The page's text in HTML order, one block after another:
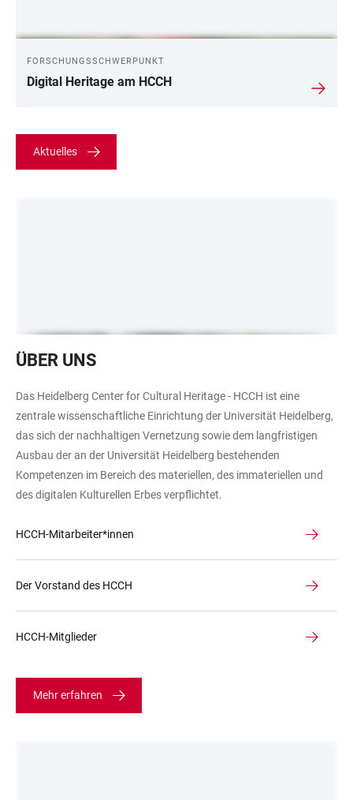
FORSCHUNGSSCHWERPUNKT
Digital Heritage am HCCH
Aktuelles
Bild
eine
Stellwand
im
Flur
des
HCCH
sehen,
an
der
Ankündigungen
ÜBER UNS
Das Heidelberg Center for Cultural Heritage - HCCH ist eine
zentrale wissenschaftliche Einrichtung der Universität Heidelberg,
das sich der nachhaltigen Vernetzung sowie dem langfristigen
Ausbau der an der Universität Heidelberg bestehenden
Kompetenzen im Bereich des materiellen, des immateriellen und
des digitalen Kulturellen Erbes verpflichtet.
HCCH-Mitarbeiter*innen
Der Vorstand des HCCH
HCCH-Mitglieder
Mehr erfahren